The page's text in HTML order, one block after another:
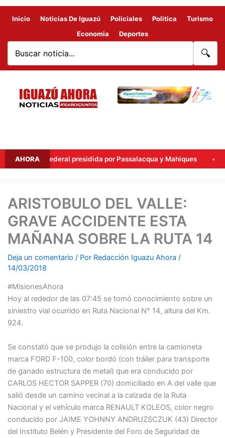
Inicio Noticias De Iguazú Policiales Politica
Turismo
Economia
Deportes
🔍
AHORA
federal presidida por Passalacqua y Mahiques El
ARISTOBULO DEL VALLE:
GRAVE ACCIDENTE ESTA
MAÑANA SOBRE LA RUTA 14
Deja un comentario / Por Redacción Iguazu Ahora /
14/03/2018
#MisionesAhora
Hoy al rededor de las 07:45 se tomó conocimiento sobre un
siniestro vial ocurrido en Ruta Nacional N° 14, altura del Km.
924.
Se constató que se produjo la colisión entre la camioneta
marca FORD F-100, color bordó (con tráiler para transporte
de ganado estructura de metal) que era conducido por
CARLOS HECTOR SAPPER (70) domiciliado en A.del valle que
salió desde un camino vecinal a la calzada de la Ruta
Nacional y el vehículo marca RENAULT KOLEOS, color negro
conducido por JAIME YOHNNY ANDRUZSCZUK (43) Director
del Instituto Belén y Presidente del Foro de Seguridad de